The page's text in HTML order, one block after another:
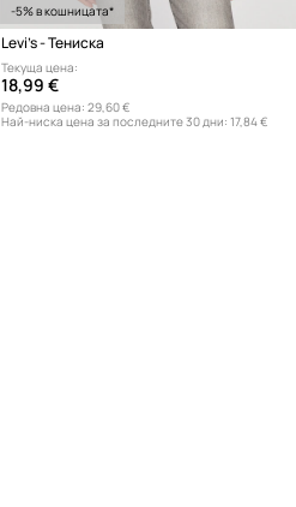
-5% в кошницата*
Levi's - Тениска
Текуща цена:
18,99 €
Редовна цена: 29,60 €
Най-ниска цена за последните 30 дни: 17,84 €